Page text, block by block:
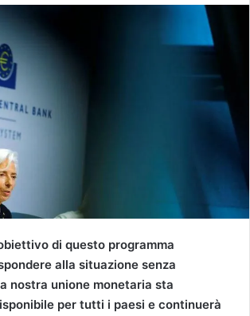
di questo programma
alla situazione senza
nostra unione monetaria sta
per tutti i paesi e continuerà